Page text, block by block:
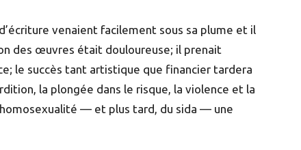
venaient facilement sous sa plume et il
des œuvres était douloureuse; il prenait
le succès tant artistique que financier tardera
la plongée dans le risque, la violence et la
— et plus tard, du sida — une